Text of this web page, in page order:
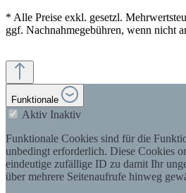
* Alle Preise exkl. gesetzl.
ggf. Nachnahmegebühren, wenn nicht
Funktionale
Aktiv Inaktiv
Funktionale Cookies sind für die
unbedingt erforderlich. Diese Cookies
eindeutige zufällige ID zu damit Ihr
über mehrere Seitenaufrufe hinweg